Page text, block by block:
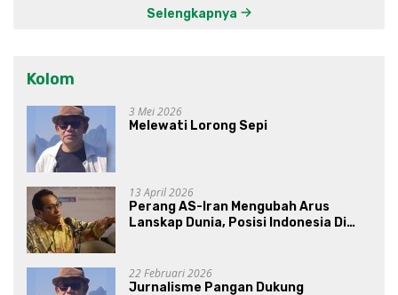
Selengkapnya
Kolom
3 Mei 2026
Melewati Lorong Sepi
13 April 2026
Perang AS-Iran Mengubah Arus
Lanskap Dunia, Posisi Indonesia Di
22 Februari 2026
Jurnalisme Pangan Dukung